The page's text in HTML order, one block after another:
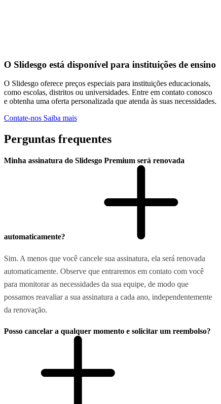
O Slidesgo está disponível para instituições de ensino
O Slidesgo oferece preços especiais para instituições educacionais,
como escolas, distritos ou universidades. Entre em contato conosco
e obtenha uma oferta personalizada que atenda às suas necessidades.
Contate-nos Saiba mais
Perguntas frequentes
Minha assinatura do Slidesgo Premium será renovada
automaticamente?
Sim. A menos que você cancele sua assinatura, ela será renovada
automaticamente. Observe que entraremos em contato com você
para monitorar as necessidades da sua equipe, de modo que
possamos reavaliar a sua assinatura a cada ano, independentemente
da renovação.
Posso cancelar a qualquer momento e solicitar um reembolso?